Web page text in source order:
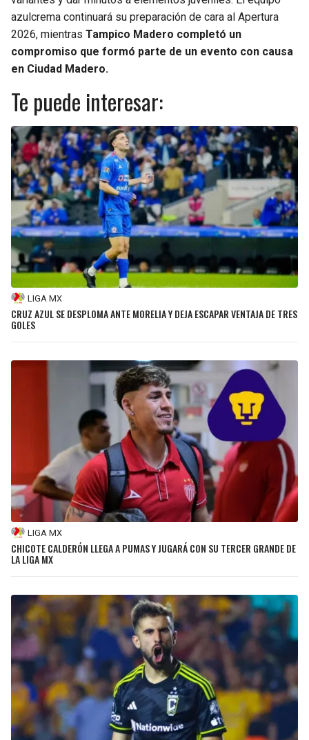
azulcrema continuará su preparación de cara al Apertura
2026, mientras Tampico Madero completó un
compromiso que formó parte de un evento con causa
en Ciudad Madero.
Te puede interesar:
LIGA MX
CRUZ AZUL SE DESPLOMA ANTE MORELIA Y DEJA ESCAPAR VENTAJA DE TRES
GOLES
LIGA MX
CHICOTE CALDERÓN LLEGA A PUMAS Y JUGARÁ CON SU TERCER GRANDE DE
LA LIGA MX